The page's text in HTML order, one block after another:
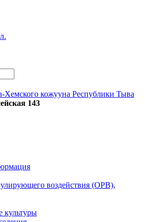
Хемского кожууна Республики Тыва
143
воздействия (ОРВ),
культуры